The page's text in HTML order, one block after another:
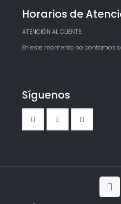
Horarios de
ATENCIÓN AL CLIENTE:
En este momento no contamos
Síguenos